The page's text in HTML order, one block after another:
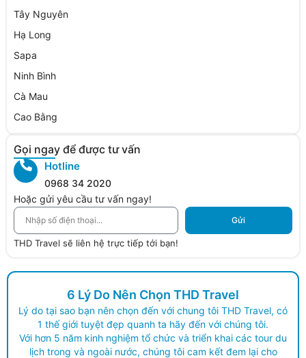
Tây Nguyên
Hạ Long
Sapa
Ninh Bình
Cà Mau
Cao Bằng
Gọi ngay để được tư vấn
Hotline
0968 34 2020
Hoặc gửi yêu cầu tư vấn ngay!
Gửi
THD Travel sẽ liên hệ trực tiếp tới bạn!
6 Lý Do Nên Chọn THD Travel
Lý do tại sao bạn nên chọn đến với chung tôi THD Travel, có
1 thế giới tuyệt đẹp quanh ta hãy đến với chúng tôi.
Với hơn 5 năm kinh nghiệm tổ chức và triển khai các tour du
lịch trong và ngoài nước, chúng tôi cam kết đem lại cho